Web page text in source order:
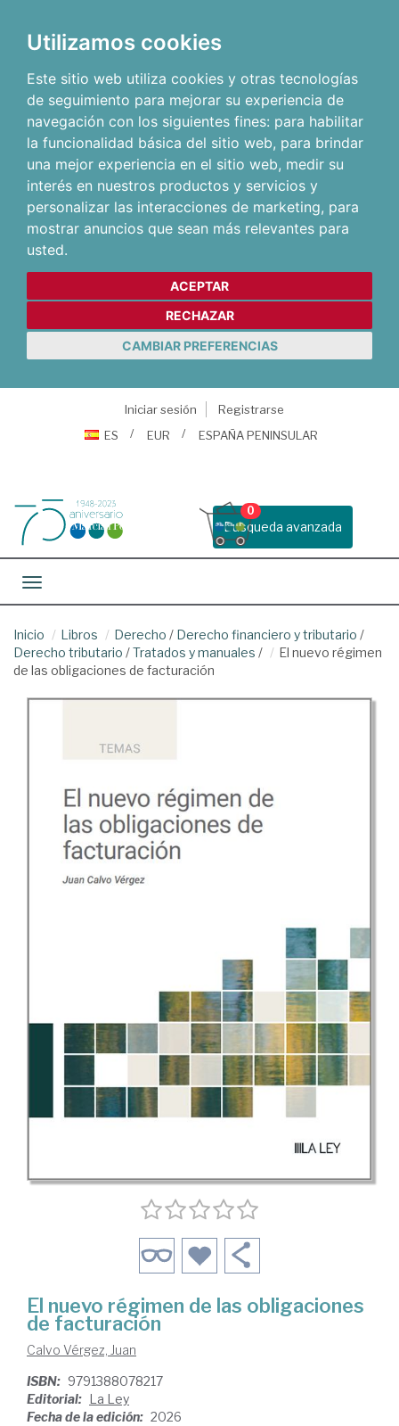
Utilizamos cookies
Este sitio web utiliza cookies y otras tecnologías
de seguimiento para mejorar su experiencia de
navegación con los siguientes fines: para habilitar
la funcionalidad básica del sitio web, para brindar
una mejor experiencia en el sitio web, medir su
interés en nuestros productos y servicios y
personalizar las interacciones de marketing, para
mostrar anuncios que sean más relevantes para
usted.
ACEPTAR
RECHAZAR
CAMBIAR PREFERENCIAS
Iniciar sesión
Registrarse
ES
EUR ESPAÑA PENINSULAR
Busqueda avanzada
0
Toggle navigation
Inicio Libros Derecho / Derecho financiero y tributario /
Derecho tributario /Tratados y manuales /
El nuevo régimen
de las obligaciones de facturación
El nuevo régimen de las obligaciones
de facturación
Calvo Vérgez, Juan
ISBN: 9791388078217
Editorial: La Ley
Fecha de la edición: 2026